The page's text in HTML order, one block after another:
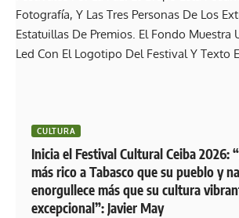
CULTURA
Inicia el Festival Cultural Ceiba 2026:
más rico a Tabasco que su pueblo y
enorgullece más que su cultura
excepcional”: Javier May